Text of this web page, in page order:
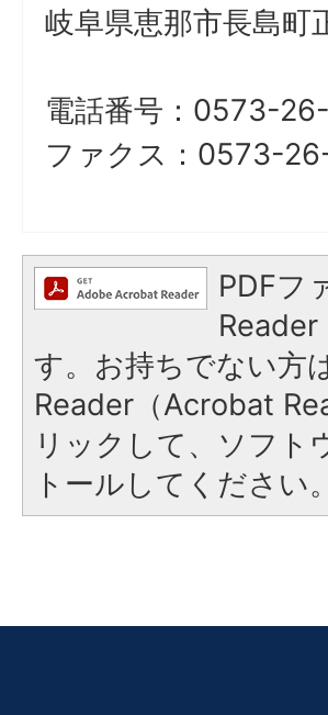
岐阜県恵那市長島
電話番号：0573-
ファクス：0573-
PDFフ
す。お持ちでない方
Reader（Acrobat
リックして、ソフト
トールしてください。